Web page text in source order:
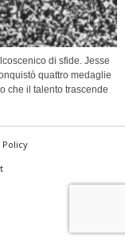
di sfide. Jesse
quattro medaglie
che il talento trascende
Policy